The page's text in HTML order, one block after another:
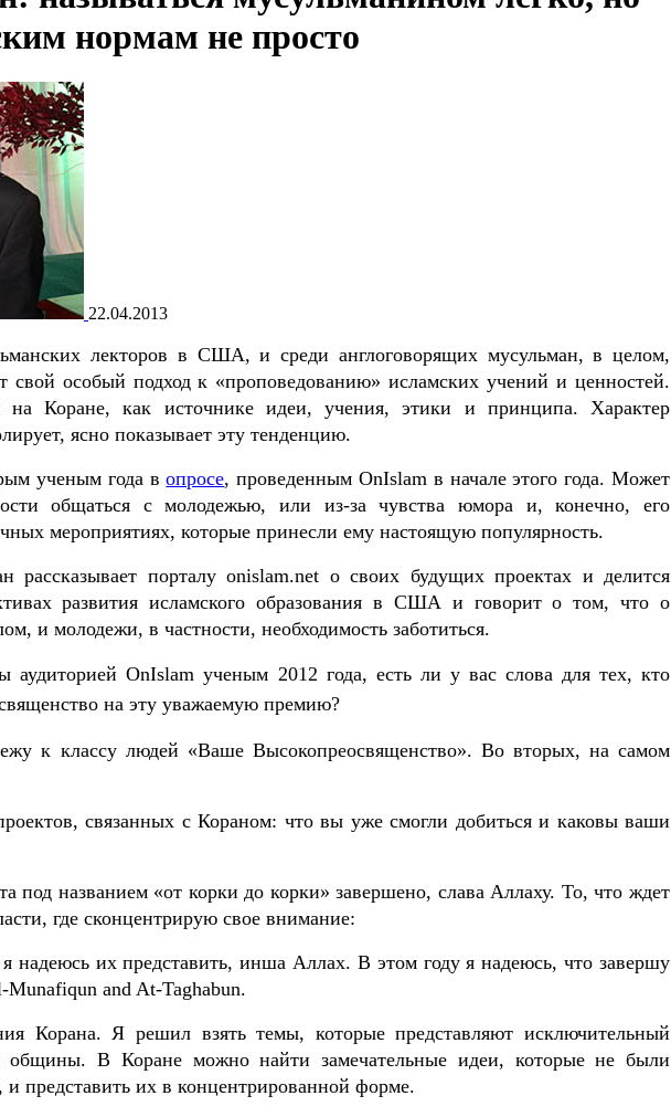
нормам не просто
22.04.2013
лекторов в США, и среди англоговорящих мусульман, в целом,
особый подход к «проповедованию» исламских учений и ценностей.
на Коране, как источнике идеи, учения, этики и принципа. Характер
ясно показывает эту тенденцию.
ученым года вопросе, проведенным OnIslam в начале этого года. Может
общаться с молодежью, или из-за чувства юмора и, конечно, его
мероприятиях, которые принесли ему настоящую популярность.
порталу onislam.net о своих будущих проектах и делится
развития исламского образования в США и говорит о том, что о
и молодежи, в частности, необходимость заботиться.
аудиторией OnIslam ученым 2012 года, есть ли у вас слова для тех, кто
на эту уважаемую премию?
к классу людей «Ваше Высокопреосвященство». Во вторых, на самом
связанных с Кораном: что вы уже смогли добиться и каковы ваши
под названием «от корки до корки» завершено, слава Аллаху. То, что ждет
где сконцентрирую свое внимание:
надеюсь их представить, инша Аллах. В этом году я надеюсь, что завершу
and At-Taghabun.
Корана. Я решил взять темы, которые представляют исключительный
общины. В Коране можно найти замечательные идеи, которые не были
представить их в концентрированной форме.